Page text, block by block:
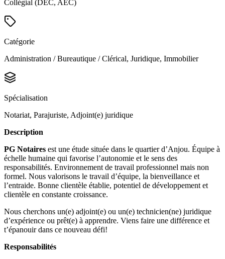
Collégial (DEC, AEC)
Catégorie
Administration / Bureautique / Clérical, Juridique, Immobilier
Spécialisation
Notariat, Parajuriste, Adjoint(e) juridique
Description
PG Notaires est une étude située dans le quartier d’Anjou. Équipe à
échelle humaine qui favorise l’autonomie et le sens des
responsabilités. Environnement de travail professionnel mais non
formel. Nous valorisons le travail d’équipe, la bienveillance et
l’entraide. Bonne clientèle établie, potentiel de développement et
clientèle en constante croissance.
Nous cherchons un(e) adjoint(e) ou un(e) technicien(ne) juridique
d’expérience ou prêt(e) à apprendre. Viens faire une différence et
t’épanouir dans ce nouveau défi!
Responsabilités